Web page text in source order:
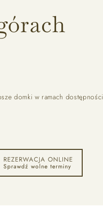
domki w ramach dostępności
REZERWACJA ONLINE
Sprawdź wolne terminy